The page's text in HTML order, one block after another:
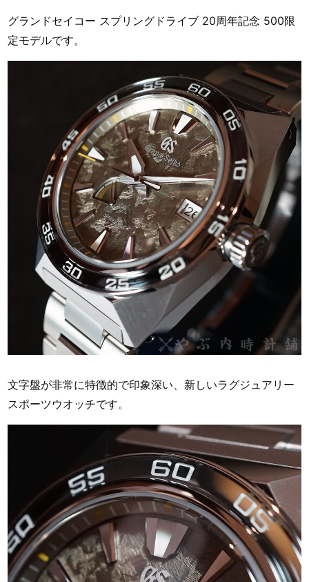
グランドセイコー スプリングドライブ 20周年記念 500限
定モデルです。
文字盤が非常に特徴的で印象深い、新しいラグジュアリー
スポーツウオッチです。